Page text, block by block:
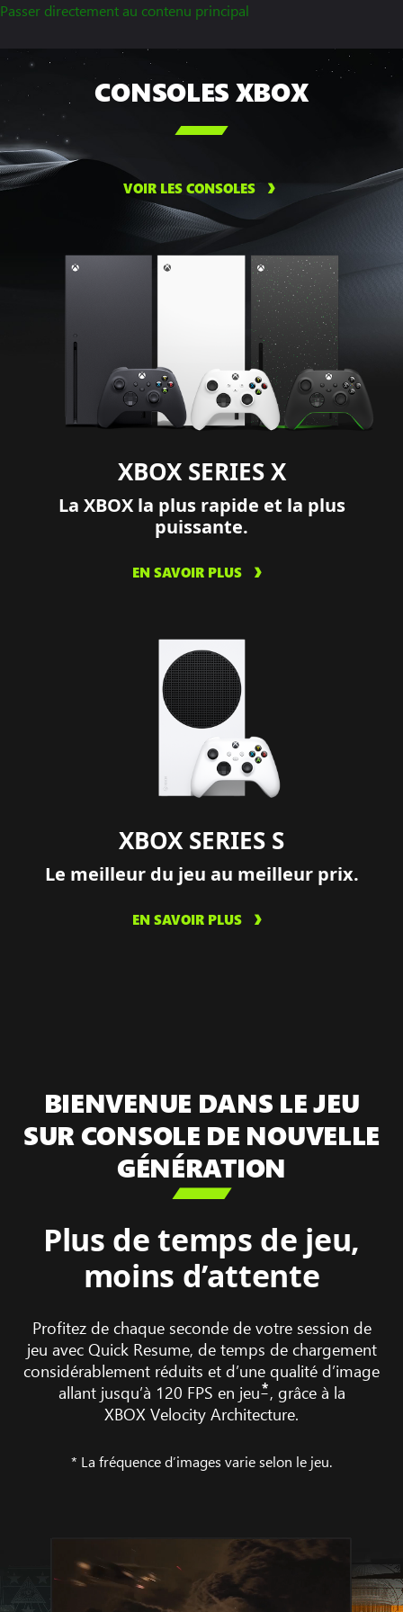
Passer directement au contenu principal
CONSOLES XBOX

VOIR LES CONSOLES
XBOX SERIES X
La XBOX la plus rapide et la plus
puissante.
EN SAVOIR PLUS
XBOX SERIES S
Le meilleur du jeu au meilleur prix.
EN SAVOIR PLUS
BIENVENUE DANS LE JEU
SUR CONSOLE DE NOUVELLE
GÉNÉRATION

Plus de temps de jeu,
moins d’attente
Profitez de chaque seconde de votre session de
jeu avec Quick Resume, de temps de chargement
considérablement réduits et d’une qualité d’image
allant jusqu’à 120 FPS en jeu*, grâce à la
XBOX Velocity Architecture.
* La fréquence d’images varie selon le jeu.
Call of Duty: Black Ops 6